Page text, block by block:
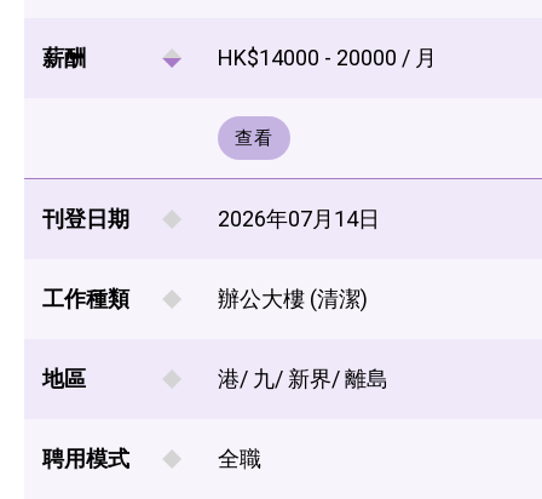
薪酬 HK$14000 - 20000 / 月
查看
刊登日期 2026年07月14日
工作種類 辦公大樓 (清潔)
地區 港/ 九/ 新界/ 離島
聘用模式 全職